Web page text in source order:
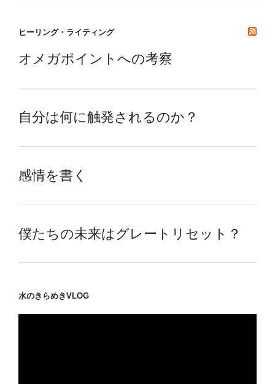
ヒーリング・ライティング
オメガポイントへの考察
自分は何に触発されるのか？
感情を書く
僕たちの未来はグレートリセット？
水のきらめきVLOG